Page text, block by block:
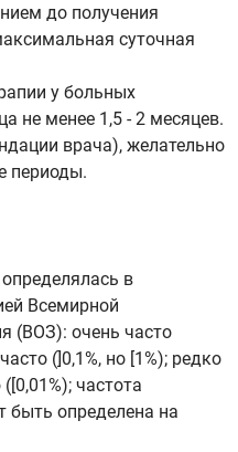
до получения
суточная
у больных
не менее 1,5 - 2 месяцев.
врача), желательно
периоды.
в
Всемирной
(ВОЗ): очень часто
(]0,1%, но [1%); редко
частота
быть определена на